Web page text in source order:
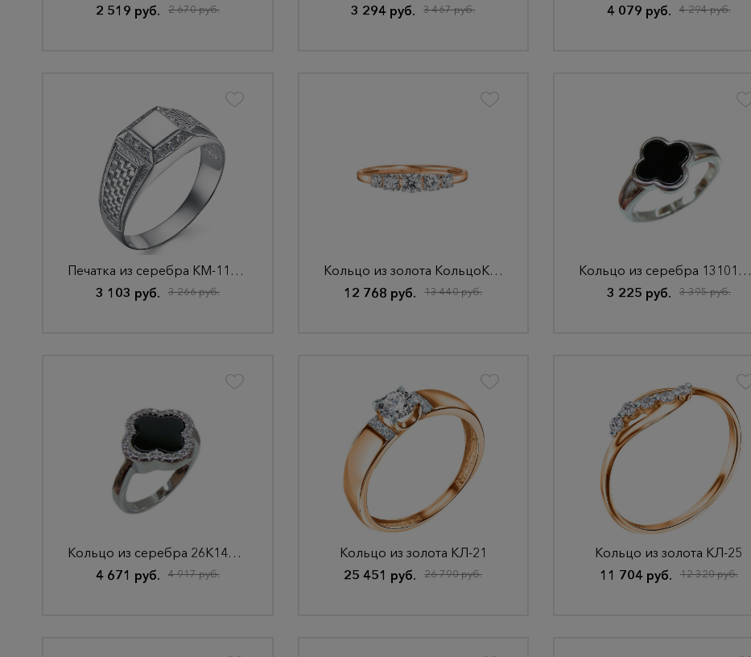
2 519 руб.
2 670 руб.
3 294 руб.
3 467 руб.
4 079 руб.
4 294 руб.
Печатка из серебра КМ-114 Родир_с
3 103 руб.
3 266 руб.
Кольцо из золота КольцоКЛ-59/15,5/бцФ/з585
12 768 руб.
13 440 руб.
Кольцо из серебра 13101001405
3 225 руб.
3 395 руб.
Кольцо из серебра 26К145135
4 671 руб.
4 917 руб.
Кольцо из золота КЛ-21
25 451 руб.
26 790 руб.
Кольцо из золота КЛ-25
11 704 руб.
12 320 руб.